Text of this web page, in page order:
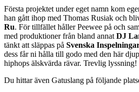
Första projektet under eget namn kom
han gått ihop med Thomas Rusiak och
Ru. För tillfället håller Peewee på och
med produktioner från bland annat DJ
tänkt att släppas på Svenska
dess får ni hålla till godo med den här
hiphops älskvärda rävar. Trevlig lyssning!
Du hittar även Gatuslang på följande